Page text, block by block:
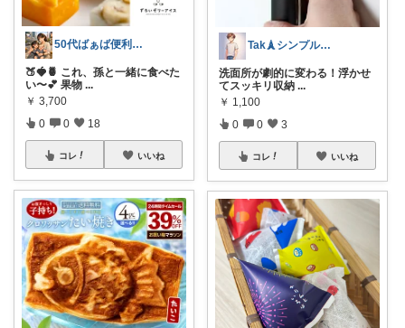
50代ばぁば便利ROOM
🍑🍓🍍 これ、孫と一緒に食べた
い〜💕 果物 ...
￥ 3,700
0 0 18
コレ いいね
Tak🗼シンプルで健康的な暮らし
洗面所が劇的に変わる！浮かせ
てスッキリ収納 ...
￥ 1,100
0 0 3
コレ いいね